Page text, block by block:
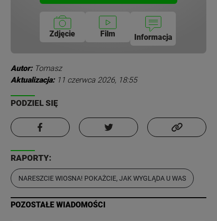
Zdjęcie Film Informacja
Autor: Tomasz
Aktualizacja: 11 czerwca 2026, 18:55
PODZIEL SIĘ
RAPORTY:
NARESZCIE WIOSNA! POKAŻCIE, JAK WYGLĄDA U WAS
POZOSTAŁE WIADOMOŚCI